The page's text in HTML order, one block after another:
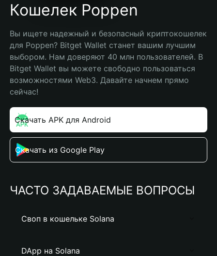
Кошелек Poppen
Вы ищете надежный и безопасный криптокошелек
для Poppen? Bitget Wallet станет вашим лучшим
выбором. Нам доверяют 40 млн пользователей. В
Bitget Wallet вы можете свободно пользоваться
возможностями Web3. Давайте начнем прямо
сейчас!
Скачать APK для Android
Скачать из Google Play
ЧАСТО ЗАДАВАЕМЫЕ ВОПРОСЫ
Своп в кошельке Solana
DApp на Solana